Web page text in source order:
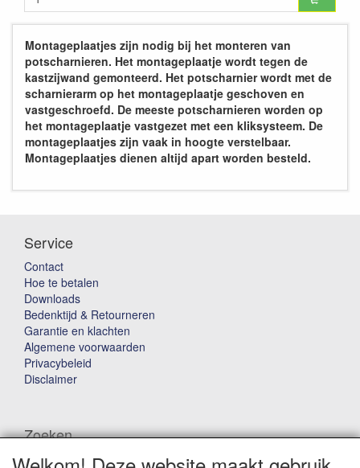
Montageplaatjes zijn nodig bij het monteren van
potscharnieren. Het montageplaatje wordt tegen de
kastzijwand gemonteerd. Het potscharnier wordt met de
scharnierarm op het montageplaatje geschoven en
vastgeschroefd. De meeste potscharnieren worden op
het montageplaatje vastgezet met een kliksysteem. De
montageplaatjes zijn vaak in hoogte verstelbaar.
Montageplaatjes dienen altijd apart worden besteld.
Service
Contact
Hoe te betalen
Downloads
Bedenktijd & Retourneren
Garantie en klachten
Algemene voorwaarden
Privacybeleid
Disclaimer
Zoeken